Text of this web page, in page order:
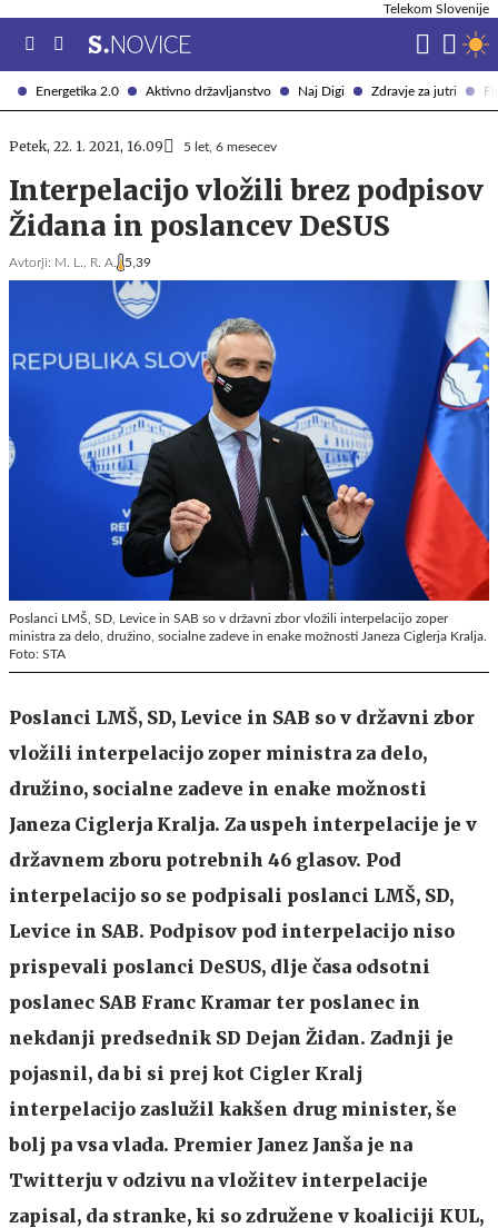
Energetika 2.0 Aktivno državljanstvo Naj Digi Zdravje za jutri
Telekom Slovenije
Petek, 22. 1. 2021, 16.09 5 let, 6 mesecev
Interpelacijo vložili brez podpisov
Židana in poslancev DeSUS
Avtorji: M. L., R. A. 5,39
Poslanci LMŠ, SD, Levice in SAB so v državni zbor vložili interpelacijo zoper
ministra za delo, družino, socialne zadeve in enake možnosti Janeza Ciglerja Kralja.
Foto: STA
Poslanci LMŠ, SD, Levice in SAB so v državni zbor
vložili interpelacijo zoper ministra za delo,
družino, socialne zadeve in enake možnosti
Janeza Ciglerja Kralja. Za uspeh interpelacije je v
državnem zboru potrebnih 46 glasov. Pod
interpelacijo so se podpisali poslanci LMŠ, SD,
Levice in SAB. Podpisov pod interpelacijo niso
prispevali poslanci DeSUS, dlje časa odsotni
poslanec SAB Franc Kramar ter poslanec in
nekdanji predsednik SD Dejan Židan. Zadnji je
pojasnil, da bi si prej kot Cigler Kralj
interpelacijo zaslužil kakšen drug minister, še
bolj pa vsa vlada. Premier Janez Janša je na
Twitterju v odzivu na vložitev interpelacije
zapisal, da stranke, ki so združene v koaliciji KUL,